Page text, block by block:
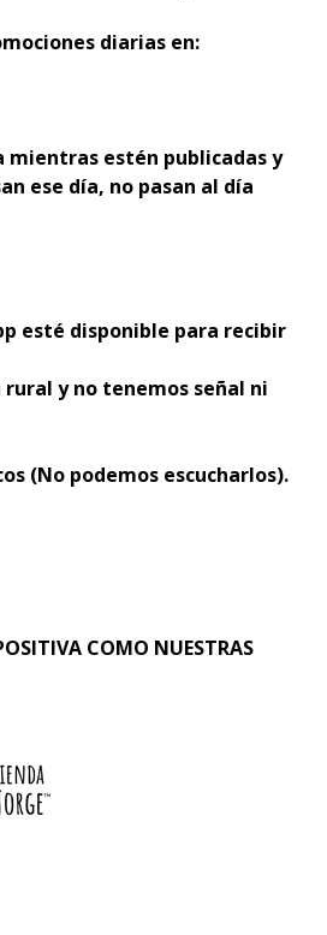
diarias en:
mientras estén publicadas y
ese día, no pasan al día
esté disponible para recibir
y no tenemos señal ni
(No podemos escucharlos).
COMO NUESTRAS